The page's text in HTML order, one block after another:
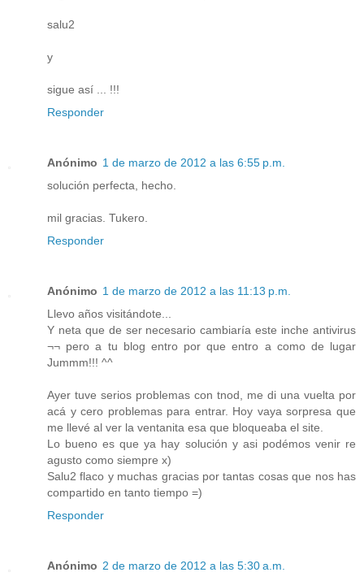
salu2
y
sigue así ... !!!
Responder
Anónimo 1 de marzo de 2012 a las 6:55 p.m.
solución perfecta, hecho.
mil gracias. Tukero.
Responder
Anónimo 1 de marzo de 2012 a las 11:13 p.m.
Llevo años visitándote...
Y neta que de ser necesario cambiaría este inche antivirus
¬¬ pero a tu blog entro por que entro a como de lugar
Jummm!!! ^^
Ayer tuve serios problemas con tnod, me di una vuelta por
acá y cero problemas para entrar. Hoy vaya sorpresa que
me llevé al ver la ventanita esa que bloqueaba el site.
Lo bueno es que ya hay solución y asi podémos venir re
agusto como siempre x)
Salu2 flaco y muchas gracias por tantas cosas que nos has
compartido en tanto tiempo =)
Responder
Anónimo 2 de marzo de 2012 a las 5:30 a.m.